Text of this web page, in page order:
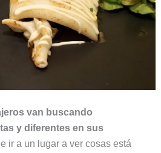
van buscando
y diferentes en sus
ir a un lugar a ver cosas está